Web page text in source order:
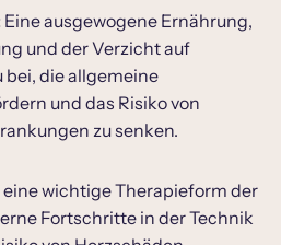
Eine ausgewogene Ernährung,
und der Verzicht auf
bei, die allgemeine
und das Risiko von
zu senken.
wichtige Therapieform der
Fortschritte in der Technik